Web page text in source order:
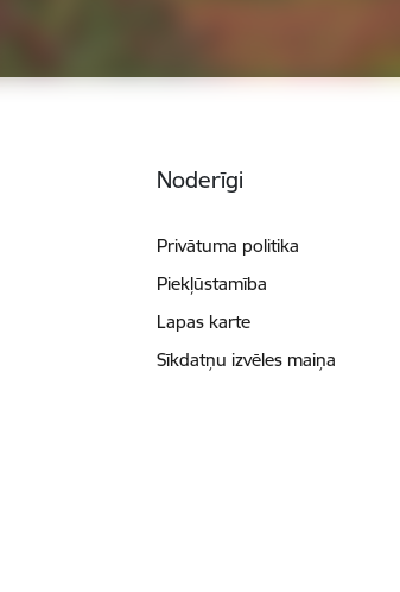
Noderīgi
Privātuma politika
Piekļūstamība
Lapas karte
Sīkdatņu izvēles maiņa